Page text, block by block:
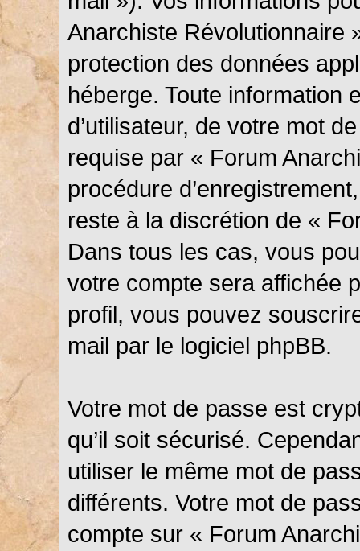
Anarchiste Révolutionnaire
protection des données
héberge. Toute information
d’utilisateur, de votre mot
requise par « Forum
procédure
reste à la discrétion de «
Dans tous les cas, vous
votre compte sera affichée
profil, vous pouvez
mail par le logiciel phpBB.
Votre mot de passe est
qu’il soit sécurisé.
utiliser le même mot de
différents. Votre mot de
compte sur « Forum